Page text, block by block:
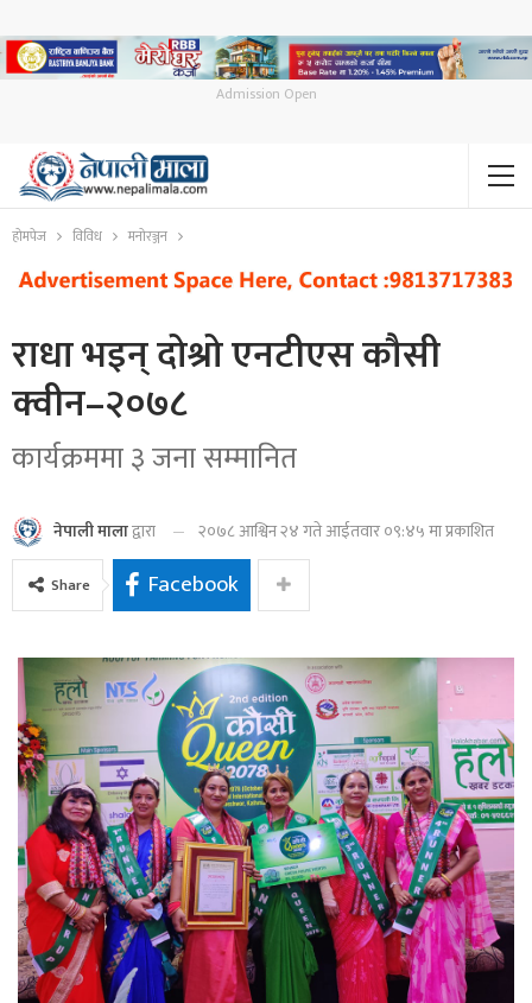
Admission Open
होमपेज विविध मनोरञ्जन
राधा भइन् दोश्रो एनटीएस कौसी
क्वीन–२०७८
कार्यक्रममा ३ जना सम्मानित
नेपाली मालाद्वारा २०७८ आश्विन २४ गते आईतवार ०९:४५ मा प्रकाशित
Share Facebook